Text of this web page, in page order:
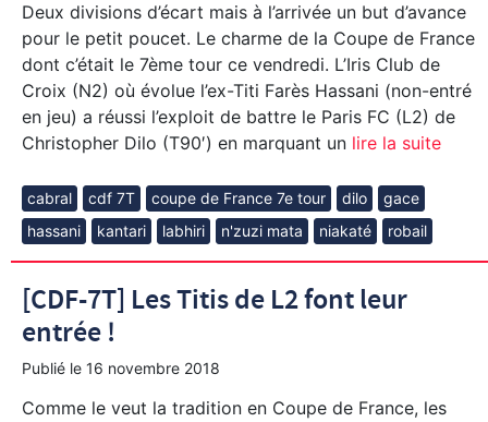
Deux divisions d’écart mais à l’arrivée un but d’avance
pour le petit poucet. Le charme de la Coupe de France
dont c’était le 7ème tour ce vendredi. L’Iris Club de
Croix (N2) où évolue l’ex-Titi Farès Hassani (non-entré
en jeu) a réussi l’exploit de battre le Paris FC (L2) de
Christopher Dilo (T90′) en marquant un lire la suite
cabral cdf 7T coupe de France 7e tour dilo
gace
hassani
kantari labhiri n'zuzi mata niakaté robail
[CDF-7T] Les Titis de L2 font leur
entrée !
Publié le 16 novembre 2018
Comme le veut la tradition en Coupe de France, les